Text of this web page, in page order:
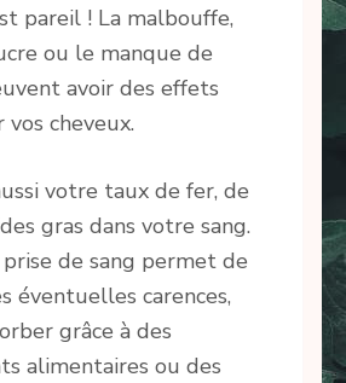
pareil ! La malbouffe,
ou le manque de
avoir des effets
vos cheveux.
votre taux de fer, de
gras dans votre sang.
de sang permet de
éventuelles carences,
grâce à des
alimentaires ou des